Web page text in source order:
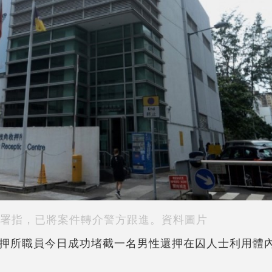
指，已將案件轉介警方跟進。資料圖片
所職員今日成功堵截一名男性還押在囚人士利用體